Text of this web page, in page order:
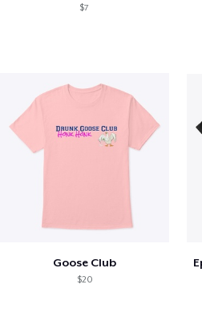
$7
Goose Club
$20